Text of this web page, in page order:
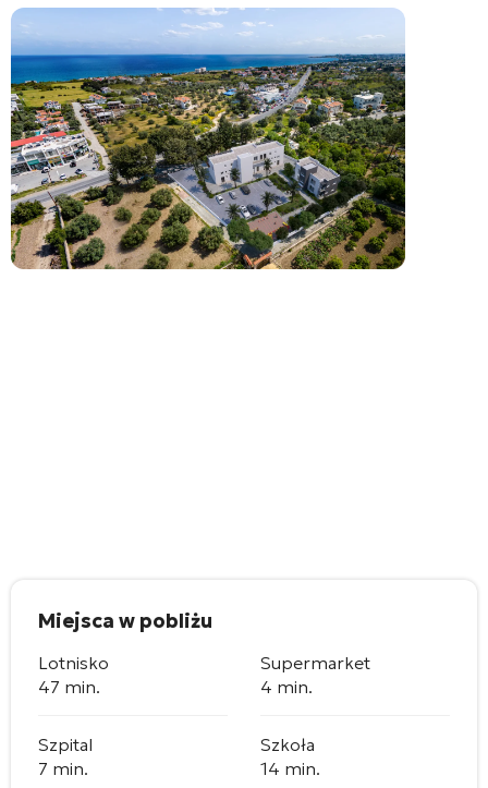
Miejsca w pobliżu
Lotnisko
47 min.
Supermarket
4 min.
Szpital
7 min.
Szkoła
14 min.